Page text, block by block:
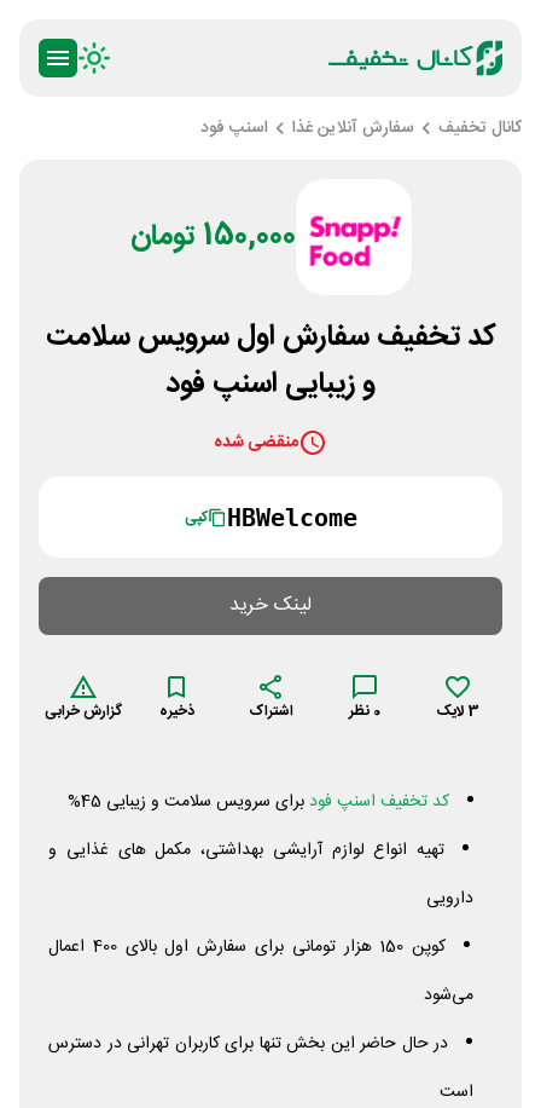
کانال تخفیف سفارش آنلاین غذا اسنپ فود
150,000 تومان
کد تخفیف سفارش اول سرویس سلامت
و زیبایی اسنپ فود
منقضی شده
HBWelcome کپی
لینک خرید
3 لایک 0 نظر اشتراک ذخیره گزارش خرابی
کد تخفیف اسنپ فودبرای سرویس سلامت و زیبایی 45%
تهیه انواع لوازم آرایشی بهداشتی، مکمل های غذایی و
دارویی
کوپن 150 هزار تومانی برای سفارش اول بالای 400 اعمال
می‌شود
در حال حاضر این بخش تنها برای کاربران تهرانی در دسترس
است